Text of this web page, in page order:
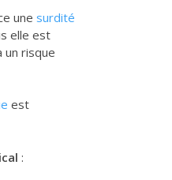
une surdité
elle est
un risque
est
: